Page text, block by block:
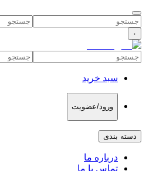
۰
سبد خرید
ورود/عضویت
دسته بندی
درباره ما
تماس با ما